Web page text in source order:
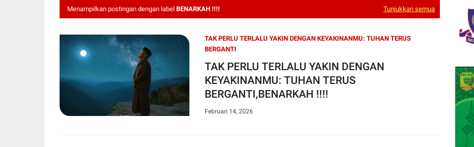
Menampilkan postingan dengan label BENARKAH !!!! Tunjukkan semua
TAK PERLU TERLALU YAKIN DENGAN KEYAKINANMU: TUHAN TERUS
BERGANTI
TAK PERLU TERLALU YAKIN DENGAN
KEYAKINANMU: TUHAN TERUS
BERGANTI,BENARKAH !!!!
Februari 14, 2026